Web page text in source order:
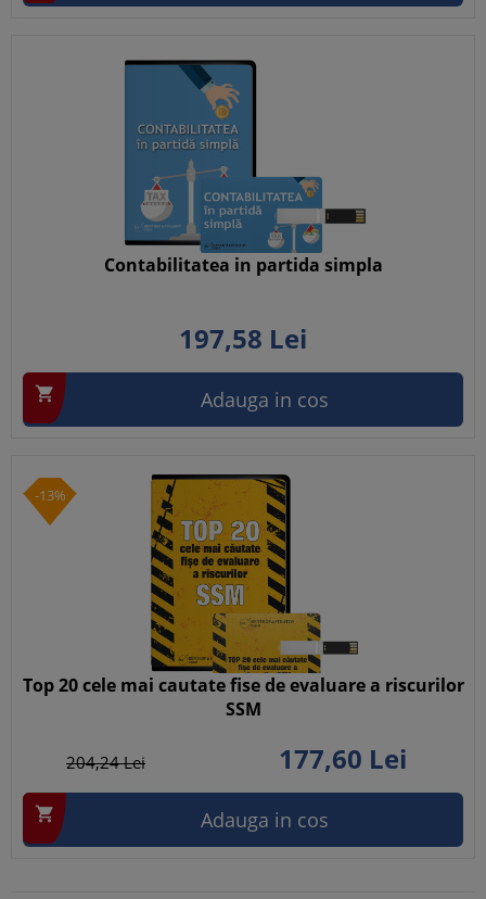
Contabilitatea in partida simpla
197,58 Lei
 Adauga in cos
-13%
Top 20 cele mai cautate fise de evaluare a riscurilor
SSM
204,24Lei 177,60 Lei
 Adauga in cos